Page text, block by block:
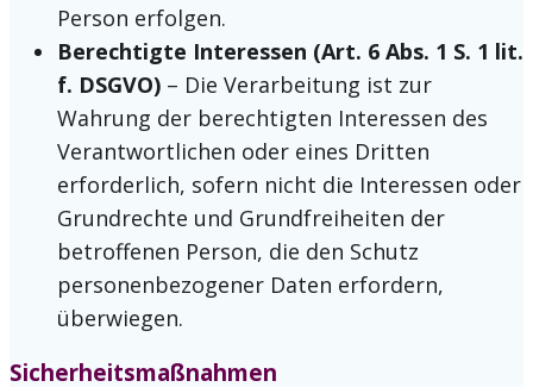
Person erfolgen.
Berechtigte Interessen (Art. 6 Abs. 1 S. 1 lit.
f. DSGVO) – Die Verarbeitung ist zur
Wahrung der berechtigten Interessen des
Verantwortlichen oder eines Dritten
erforderlich, sofern nicht die Interessen oder
Grundrechte und Grundfreiheiten der
betroffenen Person, die den Schutz
personenbezogener Daten erfordern,
überwiegen.
Sicherheitsmaßnahmen